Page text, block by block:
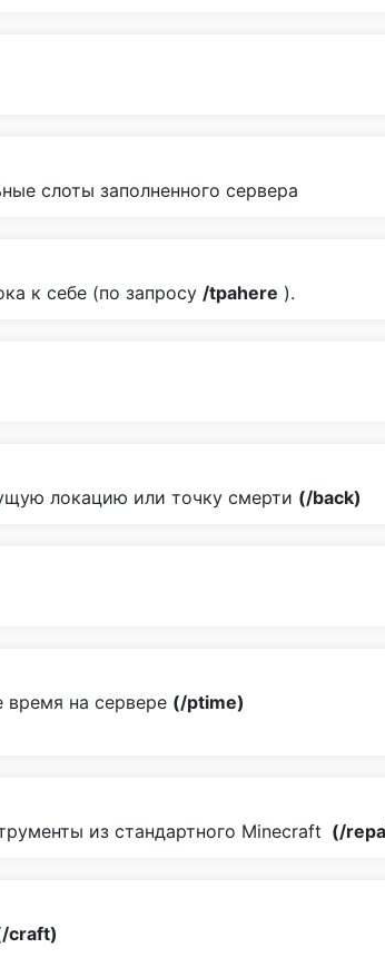
слоты заполненного сервера
к себе (по запросу /tpahere ).
локацию или точку смерти (/back)
время на сервере (/ptime)
из стандартного Minecraft (/
craft)